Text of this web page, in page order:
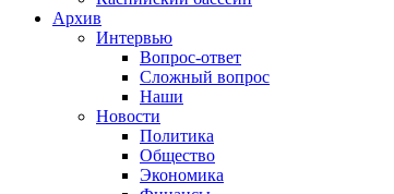
Архив
Интервью
Вопрос-ответ
Сложный вопрос
Наши
Новости
Политика
Общество
Экономика